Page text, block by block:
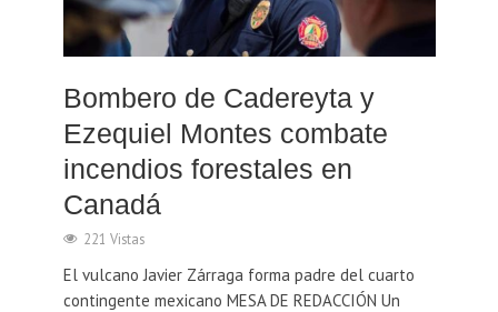
Bombero de Cadereyta y
Ezequiel Montes combate
incendios forestales en
Canadá
221 Vistas
El vulcano Javier Zárraga forma padre del cuarto
contingente mexicano MESA DE REDACCIÓN Un